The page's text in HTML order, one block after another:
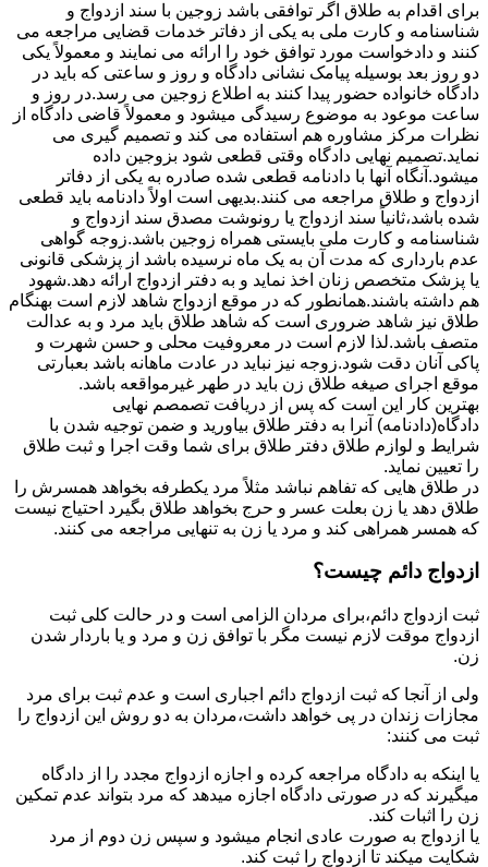
برای اقدام به طلاق اگر توافقی باشد زوجین با سند ازدواج و
شناسنامه و کارت ملی به یکی از دفاتر خدمات قضایی مراجعه می
کنند و دادخواست مورد توافق خود را ارائه می نمایند و معمولاً یکی
دو روز بعد بوسیله پیامک نشانی دادگاه و روز و ساعتی که باید در
دادگاه خانواده حضور پیدا کنند به اطلاع زوجین می رسد.در روز و
ساعت موعود به موضوع رسیدگی میشود و معمولاً قاضی دادگاه از
نظرات مرکز مشاوره هم استفاده می کند و تصمیم گیری می
نماید.تصمیم نهایی دادگاه وقتی قطعی شود بزوجین داده
میشود.آنگاه آنها با دادنامه قطعی شده صادره به یکی از دفاتر
ازدواج و طلاق مراجعه می کنند.بدیهی است اولاً دادنامه باید قطعی
شده باشد،ثانیاً سند ازدواج یا رونوشت مصدق سند ازدواج و
شناسنامه و کارت ملی بایستی همراه زوجین باشد.زوجه گواهی
عدم بارداری که مدت آن به یک ماه نرسیده باشد از پزشکی قانونی
یا پزشک متخصص زنان اخذ نماید و به دفتر ازدواج ارائه دهد.شهود
هم داشته باشند.همانطور که در موقع ازدواج شاهد لازم است بهنگام
طلاق نیز شاهد ضروری است که شاهد طلاق باید مرد و به عدالت
متصف باشد.لذا لازم است در معروفیت محلی و حسن شهرت و
پاکی آنان دقت شود.زوجه نیز نباید در عادت ماهانه باشد بعبارتی
موقع اجرای صیغه طلاق زن باید در طهر غیرمواقعه باشد.
بهترین کار این است که پس از دریافت تصمصم نهایی
دادگاه(دادنامه) آنرا به دفتر طلاق بیاورید و ضمن توجیه شدن با
شرایط و لوازم طلاق دفتر طلاق برای شما وقت اجرا و ثبت طلاق
را تعیین نماید.
در طلاق هایی که تفاهم نباشد مثلاً مرد یکطرفه بخواهد همسرش را
طلاق دهد یا زن بعلت عسر و حرج بخواهد طلاق بگیرد احتیاج نیست
که همسر همراهی کند و مرد یا زن به تنهایی مراجعه می کنند.
ازدواج دائم چیست؟
ثبت ازدواج دائم،برای مردان الزامی است و در حالت کلی ثبت
ازدواج موقت لازم نیست مگر با توافق زن و مرد و یا باردار شدن
زن.
ولی از آنجا که ثبت ازدواج دائم اجباری است و عدم ثبت برای مرد
مجازات زندان در پی خواهد داشت،مردان به دو روش این ازدواج را
ثبت می کنند:
یا اینکه به دادگاه مراجعه کرده و اجازه ازدواج مجدد را از دادگاه
میگیرند که در صورتی دادگاه اجازه میدهد که مرد بتواند عدم تمکین
زن را اثبات کند.
یا ازدواج به صورت عادی انجام میشود و سپس زن دوم از مرد
شکایت میکند تا ازدواج را ثبت کند.